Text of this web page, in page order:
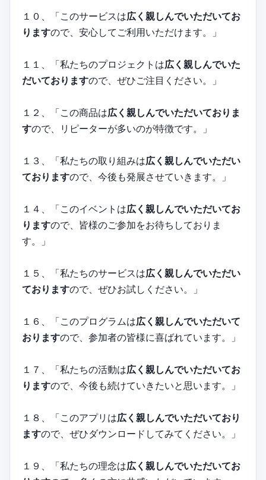
１０、「このサービスは広く親しんでいただいてお
りますので、安心してご利用いただけます。」
１１、「私たちのプロジェクトは広く親しんでいた
だいておりますので、ぜひご注目ください。」
１２、「この商品は広く親しんでいただいておりま
すので、リピーターが多いのが特徴です。」
１３、「私たちの取り組みは広く親しんでいただい
ておりますので、今後も発展させていきます。」
１４、「このイベントは広く親しんでいただいてお
りますので、皆様のご参加をお待ちしておりま
す。」
１５、「私たちのサービスは広く親しんでいただい
ておりますので、ぜひお試しください。」
１６、「このプログラムは広く親しんでいただいて
おりますので、参加者の皆様に喜ばれています。」
１７、「私たちの活動は広く親しんでいただいてお
りますので、今後も続けていきたいと思います。」
１８、「このアプリは広く親しんでいただいており
ますので、ぜひダウンロードしてみてください。」
１９、「私たちの理念は広く親しんでいただいてお